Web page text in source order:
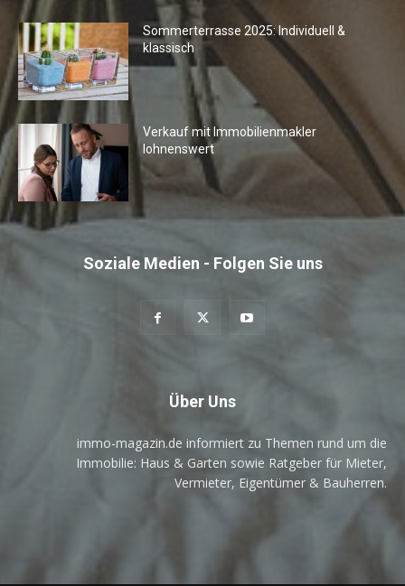
Sommerterrasse 2025: Individuell &
klassisch
Verkauf mit Immobilienmakler
lohnenswert
Soziale Medien - Folgen Sie uns
Über Uns
immo-magazin.de informiert zu Themen rund um die
Immobilie: Haus & Garten sowie Ratgeber für Mieter,
Vermieter, Eigentümer & Bauherren.